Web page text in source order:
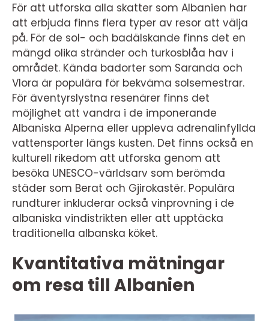
För att utforska alla skatter som Albanien har
att erbjuda finns flera typer av resor att välja
på. För de sol- och badälskande finns det en
mängd olika stränder och turkosblåa hav i
området. Kända badorter som Saranda och
Vlora är populära för bekväma solsemestrar.
För äventyrslystna resenärer finns det
möjlighet att vandra i de imponerande
Albaniska Alperna eller uppleva adrenalinfyllda
vattensporter längs kusten. Det finns också en
kulturell rikedom att utforska genom att
besöka UNESCO-världsarv som berömda
städer som Berat och Gjirokastër. Populära
rundturer inkluderar också vinprovning i de
albaniska vindistrikten eller att upptäcka
traditionella albanska köket.
Kvantitativa mätningar
om resa till Albanien